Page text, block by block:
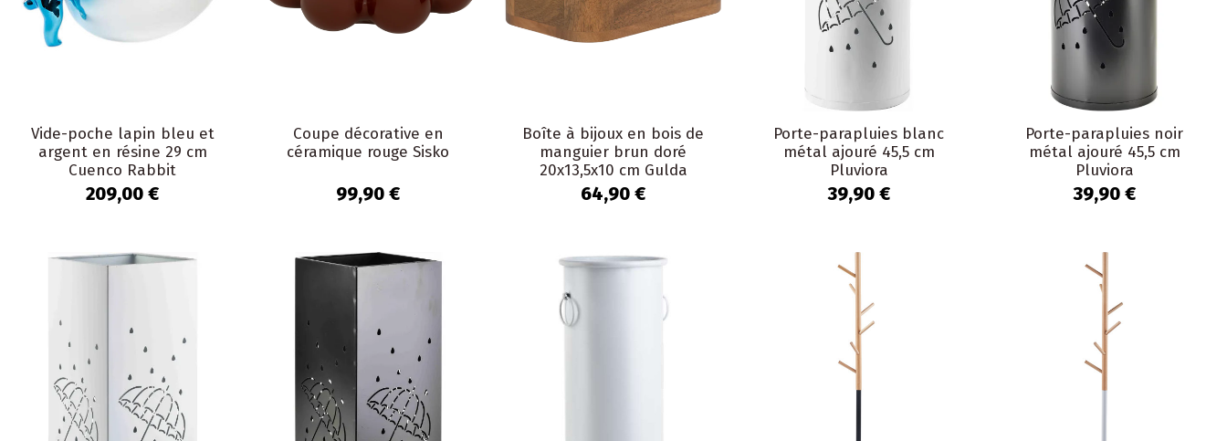
Vide-poche lapin bleu et
argent en résine 29 cm
Cuenco Rabbit
209,00 €
Coupe décorative en
céramique rouge Sisko
99,90 €
Boîte à bijoux en bois de
manguier brun doré
20x13,5x10 cm Gulda
64,90 €
Porte-parapluies blanc
métal ajouré 45,5 cm
Pluviora
39,90 €
Porte-parapluies noir
métal ajouré 45,5 cm
Pluviora
39,90 €